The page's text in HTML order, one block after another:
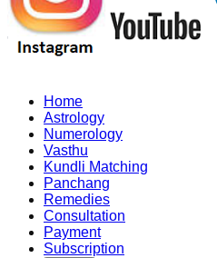
Home
Astrology
Numerology
Vasthu
Kundli Matching
Panchang
Remedies
Consultation
Payment
Subscription